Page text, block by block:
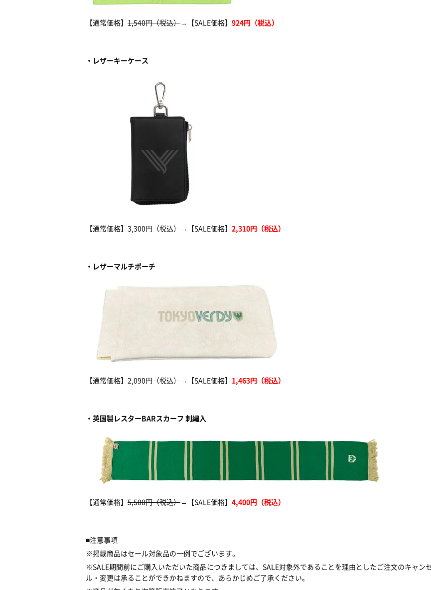
【通常価格】 1,540円（税込）→【SALE価格】 924円（税込）
・レザーキーケース
【通常価格】 3,300円（税込）→【SALE価格】 2,310円（税込）
・レザーマルチポーチ
【通常価格】 2,090円（税込）→【SALE価格】 1,463円（税込）
・英国製レスターBARスカーフ 刺繡入
【通常価格】 5,500円（税込）→【SALE価格】 4,400円（税込）
■注意事項
※掲載商品はセール対象品の一例でございます。
※SALE期間前にご購入いただいた商品につきましては、SALE対象外であることを理由としたご注文のキャン
ル・変更は承ることができかねますので、あらかじめご了承ください。